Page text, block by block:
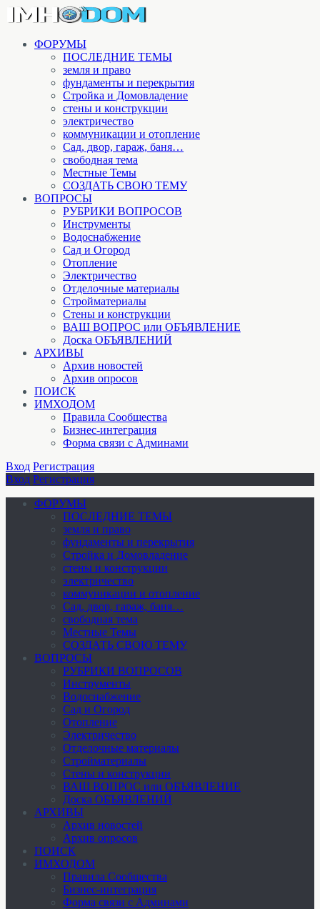
ФОРУМЫ
ПОСЛЕДНИЕ ТЕМЫ
земля и право
фундаменты и перекрытия
Стройка и Домовладение
стены и конструкции
электричество
коммуникации и отопление
Cад, двор, гараж, баня…
свободная тема
Местные Темы
СОЗДАТЬ СВОЮ ТЕМУ
ВОПРОСЫ
РУБРИКИ ВОПРОСОВ
Инструменты
Водоснабжение
Сад и Огород
Отопление
Электричество
Отделочные материалы
Стройматериалы
Стены и конструкции
ВАШ ВОПРОС или ОБЪЯВЛЕНИЕ
Доска ОБЪЯВЛЕНИЙ
АРХИВЫ
Архив новостей
Архив опросов
ПОИСК
ИМХОДОМ
Правила Сообщества
Бизнес-интеграция
Форма связи с Админами
Вход Регистрация
Вход Регистрация
ФОРУМЫ
ПОСЛЕДНИЕ ТЕМЫ
земля и право
фундаменты и перекрытия
Стройка и Домовладение
стены и конструкции
электричество
коммуникации и отопление
Cад, двор, гараж, баня…
свободная тема
Местные Темы
СОЗДАТЬ СВОЮ ТЕМУ
ВОПРОСЫ
РУБРИКИ ВОПРОСОВ
Инструменты
Водоснабжение
Сад и Огород
Отопление
Электричество
Отделочные материалы
Стройматериалы
Стены и конструкции
ВАШ ВОПРОС или ОБЪЯВЛЕНИЕ
Доска ОБЪЯВЛЕНИЙ
АРХИВЫ
Архив новостей
Архив опросов
ПОИСК
ИМХОДОМ
Правила Сообщества
Бизнес-интеграция
Форма связи с Админами